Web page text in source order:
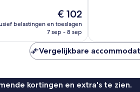
De
prijs
is
€ 102
belastingen en toeslagen
7 sep - 8 sep
Vergelijkbare
kortingen en extra's te zien.